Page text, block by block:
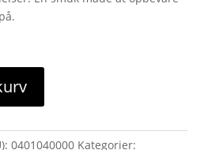
0401040000 Kategorier: